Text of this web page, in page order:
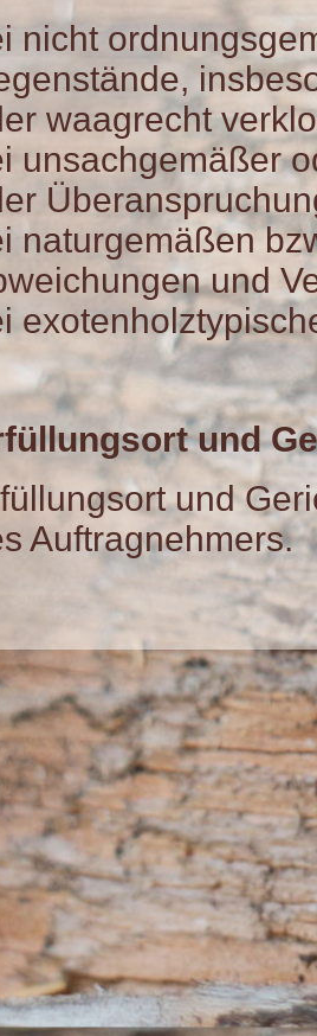
nicht
waagrecht
unsachgemäßer
naturgemäßen
und
und
und
Auftragnehmers.